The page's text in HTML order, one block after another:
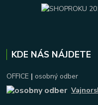
KDE NÁS NÁJDETE
OFFICE | osobný odber